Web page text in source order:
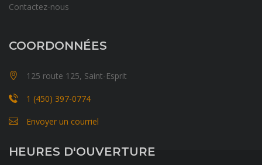
Contactez-nous
COORDONNÉES
125 route 125, Saint-Esprit
1 (450) 397-0774
Envoyer un courriel
HEURES D'OUVERTURE